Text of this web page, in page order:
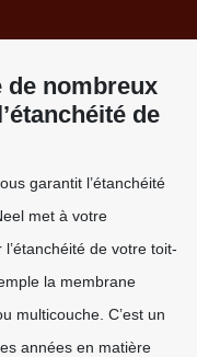
de nombreux
de
garantit l’étanchéité
met à votre
de votre toit-
la membrane
multicouche. C’est un
années en matière